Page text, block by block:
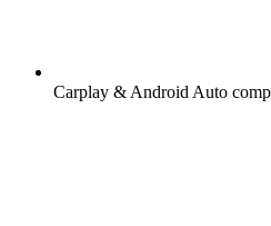
Carplay & Android Auto